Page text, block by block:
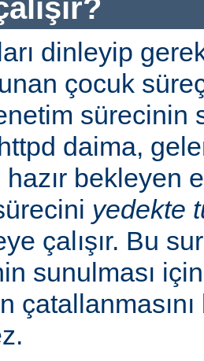
dinleyip
çocuk
sürecinin
daima,
bekleyen
yedekte
çalışır. Bu
sunulması